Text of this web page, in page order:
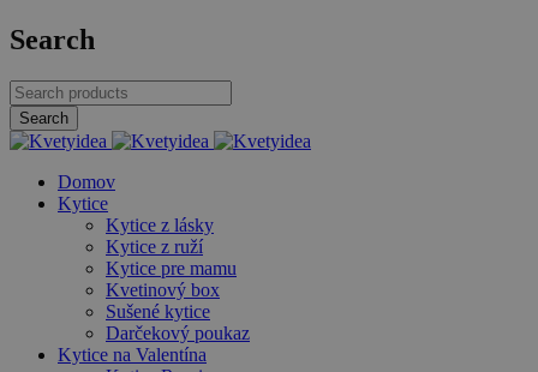
Search
Domov
Kytice
Kytice z lásky
Kytice z ruží
Kytice pre mamu
Kvetinový box
Sušené kytice
Darčekový poukaz
Kytice na Valentína